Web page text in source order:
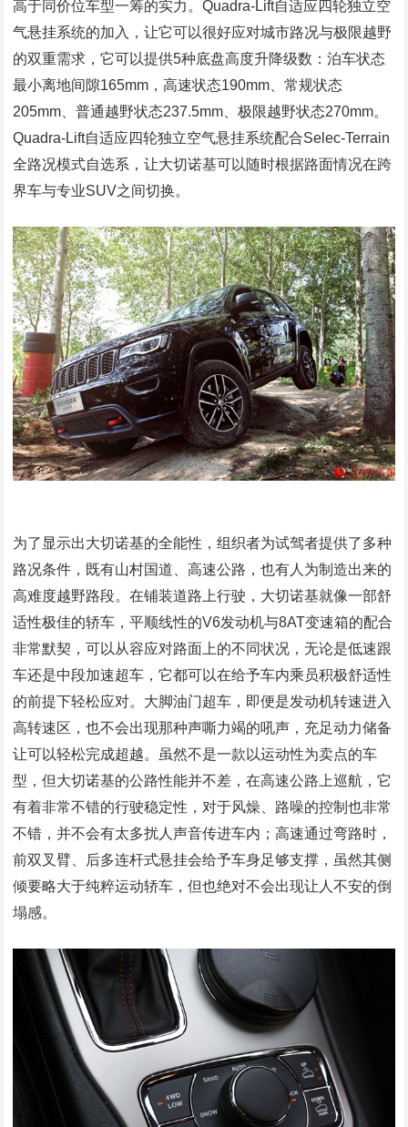
高于同价位车型一筹的实力。Quadra-Lift自适应四轮独立空
气悬挂系统的加入，让它可以很好应对城市路况与极限越野
的双重需求，它可以提供5种底盘高度升降级数：泊车状态
最小离地间隙165mm，高速状态190mm、常规状态
205mm、普通越野状态237.5mm、极限越野状态270mm。
Quadra-Lift自适应四轮独立空气悬挂系统配合Selec-Terrain
全路况模式自选系，让大切诺基可以随时根据路面情况在跨
界车与专业SUV之间切换。
为了显示出大切诺基的全能性，组织者为试驾者提供了多种
路况条件，既有山村国道、高速公路，也有人为制造出来的
高难度越野路段。在铺装道路上行驶，大切诺基就像一部舒
适性极佳的轿车，平顺线性的V6发动机与8AT变速箱的配合
非常默契，可以从容应对路面上的不同状况，无论是低速跟
车还是中段加速超车，它都可以在给予车内乘员积极舒适性
的前提下轻松应对。大脚油门超车，即便是发动机转速进入
高转速区，也不会出现那种声嘶力竭的吼声，充足动力储备
让可以轻松完成超越。虽然不是一款以运动性为卖点的车
型，但大切诺基的公路性能并不差，在高速公路上巡航，它
有着非常不错的行驶稳定性，对于风燥、路噪的控制也非常
不错，并不会有太多扰人声音传进车内；高速通过弯路时，
前双叉臂、后多连杆式悬挂会给予车身足够支撑，虽然其侧
倾要略大于纯粹运动轿车，但也绝对不会出现让人不安的倒
塌感。